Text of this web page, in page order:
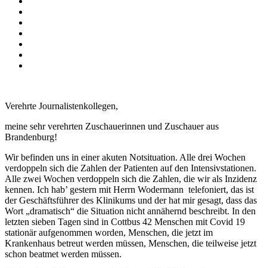
Verehrte Journalistenkollegen,
meine sehr verehrten Zuschauerinnen und Zuschauer aus
Brandenburg!
Wir befinden uns in einer akuten Notsituation. Alle drei Wochen
verdoppeln sich die Zahlen der Patienten auf den Intensivstationen.
Alle zwei Wochen verdoppeln sich die Zahlen, die wir als Inzidenz
kennen. Ich hab’ gestern mit Herrn Wodermann telefoniert, das ist
der Geschäftsführer des Klinikums und der hat mir gesagt, dass das
Wort „dramatisch“ die Situation nicht annähernd beschreibt. In den
letzten sieben Tagen sind in Cottbus 42 Menschen mit Covid 19
stationär aufgenommen worden, Menschen, die jetzt im
Krankenhaus betreut werden müssen, Menschen, die teilweise jetzt
schon beatmet werden müssen.